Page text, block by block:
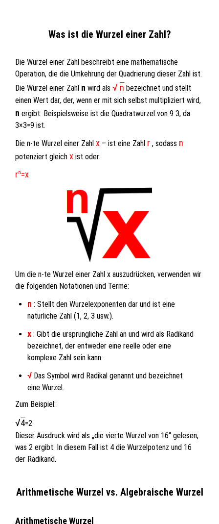
Was ist die Wurzel einer Zahl?
Die Wurzel einer Zahl beschreibt eine mathematische
Operation, die die Umkehrung der Quadrierung dieser Zahl ist.
Die Wurzel einer Zahl n wird als√ n bezeichnet und stellt
einen Wert dar, der, wenn er mit sich selbst multipliziert wird,
n ergibt. Beispielsweise ist die Quadratwurzel von 9 3, da
3×3=9 ist.
Die n-te Wurzel einer Zahlx – ist eine Zahl r , sodass n
potenziert gleichx ist oder:
rn=x
Um die n-te Wurzel einer Zahl x auszudrücken, verwenden wir
die folgenden Notationen und Terme:
n : Stellt den Wurzelexponenten dar und ist eine
natürliche Zahl (1, 2, 3 usw.).
x : Gibt die ursprüngliche Zahl an und wird als Radikand
bezeichnet, der entweder eine reelle oder eine
komplexe Zahl sein kann.
√ Das Symbol wird Radikal genannt und bezeichnet
eine Wurzel.
Zum Beispiel:
√4=2
Dieser Ausdruck wird als „die vierte Wurzel von 16“ gelesen,
was 2 ergibt. In diesem Fall ist 4 die Wurzelpotenz und 16
der Radikand.
Arithmetische Wurzel vs. Algebraische Wurzel
Arithmetische Wurzel